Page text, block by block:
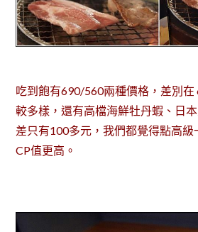
吃到飽有690/560兩種價格，差別
較多樣，還有高檔海鮮牡丹蝦、日
差只有100多元，我們都覺得點高級
CP值更高。